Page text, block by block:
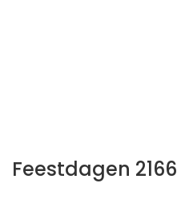
Feestdagen 2166